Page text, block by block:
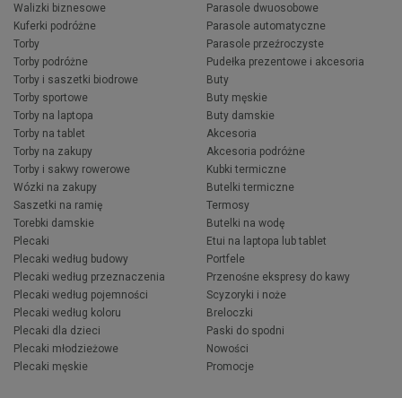
Walizki biznesowe
Kuferki podróżne
Torby
Torby podróżne
Torby i saszetki biodrowe
Torby sportowe
Torby na laptopa
Torby na tablet
Torby na zakupy
Torby i sakwy rowerowe
Wózki na zakupy
Saszetki na ramię
Torebki damskie
Plecaki
Plecaki według budowy
Plecaki według przeznaczenia
Plecaki według pojemności
Plecaki według koloru
Plecaki dla dzieci
Plecaki młodzieżowe
Plecaki męskie
Parasole dwuosobowe
Parasole automatyczne
Parasole przeźroczyste
Pudełka prezentowe i akcesoria
Buty
Buty męskie
Buty damskie
Akcesoria
Akcesoria podróżne
Kubki termiczne
Butelki termiczne
Termosy
Butelki na wodę
Etui na laptopa lub tablet
Portfele
Przenośne ekspresy do kawy
Scyzoryki i noże
Breloczki
Paski do spodni
Nowości
Promocje